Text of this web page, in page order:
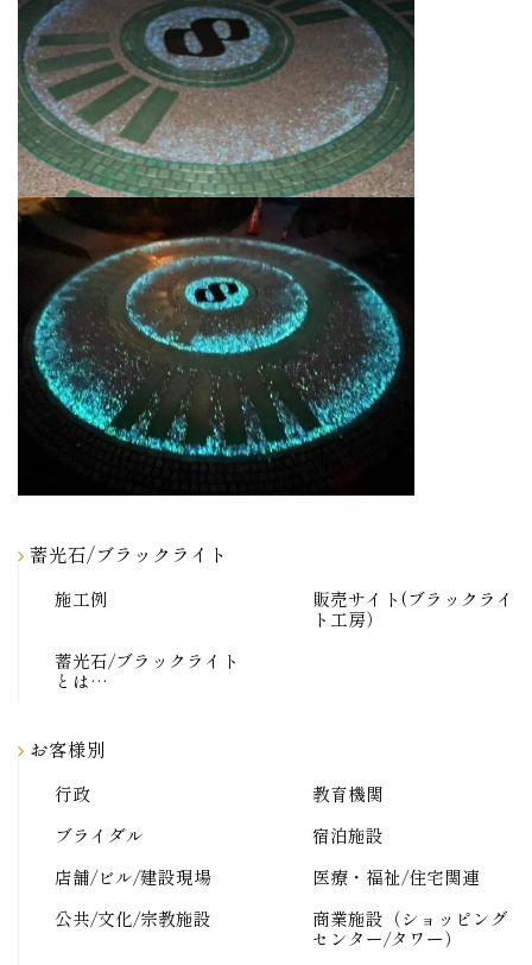
蓄光石/ブラックライト
施工例
販売サイト(ブラックライ
ト工房）
蓄光石/ブラックライト
とは…
お客様別
行政
教育機関
ブライダル
宿泊施設
店舗/ビル/建設現場
医療・福祉/住宅関連
公共/文化/宗教施設
商業施設（ショッピング
センター/タワー）